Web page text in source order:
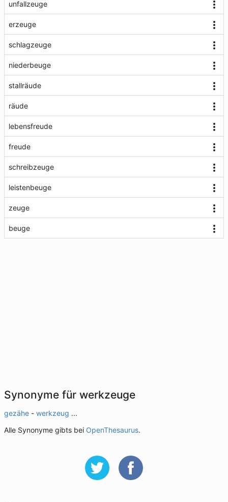
unfallzeuge
erzeuge
schlagzeuge
niederbeuge
stallräude
räude
lebensfreude
freude
schreibzeuge
leistenbeuge
zeuge
beuge
Synonyme für werkzeuge
gezähe - werkzeug ...
Alle Synonyme gibts bei OpenThesaurus.